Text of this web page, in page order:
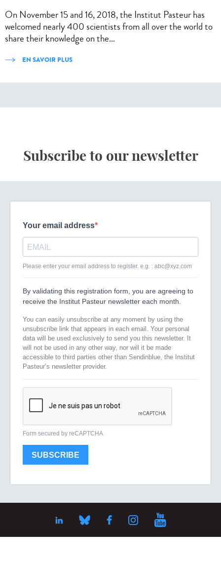
On November 15 and 16, 2018, the Institut Pasteur has
welcomed nearly 400 scientists from all over the world to
share their knowledge on the...
EN SAVOIR PLUS
Subscribe to our newsletter